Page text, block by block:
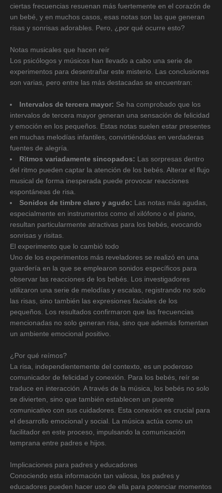
ciertas frecuencias resuenan más fuertemente en el corazón de
un bebé, y en muchos casos, esas notas son las que generan
risas y sonrisas adorables. Pero, ¿por qué ocurre esto?
Notas musicales que hacen reír
Los psicólogos y músicos han llevado a cabo una serie de
experimentos para desentrañar este misterio. Las conclusiones
son varias, pero entre las más destacadas se encuentran:
Intervalos de tercera mayor: Se ha comprobado que los
intervalos de tercera mayor generan una sensación de felicidad
y emoción en los pequeños. Estas notas suelen estar presentes
en muchas melodías infantiles, convirtiéndolas en verdaderas
fuentes de alegría.
Ritmos variadamente sincopados: Las sorpresas dentro
del ritmo pueden captar la atención de los bebés. Alterar el flujo
musical de forma inesperada puede provocar reacciones
espontáneas de risa.
Sonidos de timbre claro y agudo: Las notas más agudas,
especialmente en instrumentos como el xilófono o el piano,
resultan particularmente atractivas para los bebés, evocando
sonrisas y risitas.
El experimento que lo cambió todo
Uno de los experimentos más reveladores se realizó en una
guardería en la que se emplearon sonidos específicos para
observar las reacciones de los bebés. Los investigadores
utilizaron una serie de melodías y escalas, registrando no solo
las risas, sino también las expresiones faciales de los
pequeños. Los resultados confirmaron que las frecuencias
mencionadas no solo generan risa, sino que además fomentan
un ambiente emocional positivo.
¿Por qué reímos?
La risa, independientemente del contexto, es un poderoso
comunicador de felicidad y conexión. Para los bebés, reír se
traduce en interacción. A través de la música, los bebés no solo
se divierten, sino que también establecen un puente
comunicativo con sus cuidadores. Esta conexión es crucial para
el desarrollo emocional y social. La música actúa como un
facilitador en este proceso, impulsando la comunicación
temprana entre padres e hijos.
Implicaciones para padres y educadores
Conociendo esta información tan valiosa, los padres y
educadores pueden hacer uso de ella para potenciar momentos